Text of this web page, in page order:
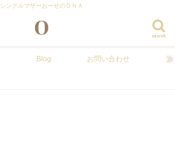
シングルマザーおーせのＤＮＡ
search
Blog お問い合わせ